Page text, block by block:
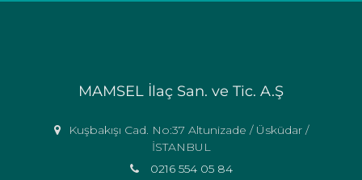
MAMSEL İlaç San. ve Tic. A.Ş
Kuşbakışı Cad. No:37 Altunizade / Üsküdar /
İSTANBUL
0216 554 05 84